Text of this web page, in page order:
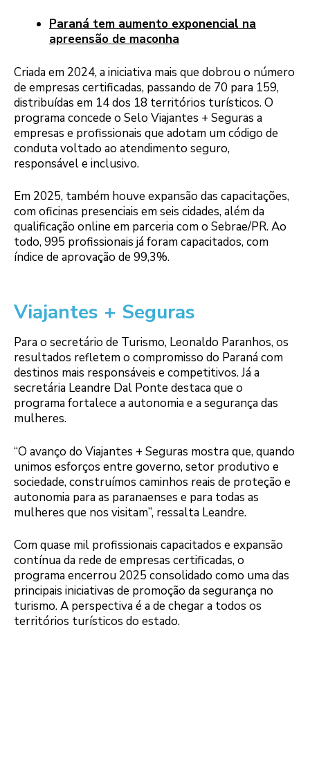
Paraná tem aumento exponencial na
apreensão de maconha
Criada em 2024, a iniciativa mais que dobrou o número
de empresas certificadas, passando de 70 para 159,
distribuídas em 14 dos 18 territórios turísticos. O
programa concede o Selo Viajantes + Seguras a
empresas e profissionais que adotam um código de
conduta voltado ao atendimento seguro,
responsável e inclusivo.
Em 2025, também houve expansão das capacitações,
com oficinas presenciais em seis cidades, além da
qualificação online em parceria com o Sebrae/PR. Ao
todo, 995 profissionais já foram capacitados, com
índice de aprovação de 99,3%.
Viajantes + Seguras
Para o secretário de Turismo, Leonaldo Paranhos, os
resultados refletem o compromisso do Paraná com
destinos mais responsáveis e competitivos. Já a
secretária Leandre Dal Ponte destaca que o
programa fortalece a autonomia e a segurança das
mulheres.
“O avanço do Viajantes + Seguras mostra que, quando
unimos esforços entre governo, setor produtivo e
sociedade, construímos caminhos reais de proteção e
autonomia para as paranaenses e para todas as
mulheres que nos visitam”, ressalta Leandre.
Com quase mil profissionais capacitados e expansão
contínua da rede de empresas certificadas, o
programa encerrou 2025 consolidado como uma das
principais iniciativas de promoção da segurança no
turismo. A perspectiva é a de chegar a todos os
territórios turísticos do estado.